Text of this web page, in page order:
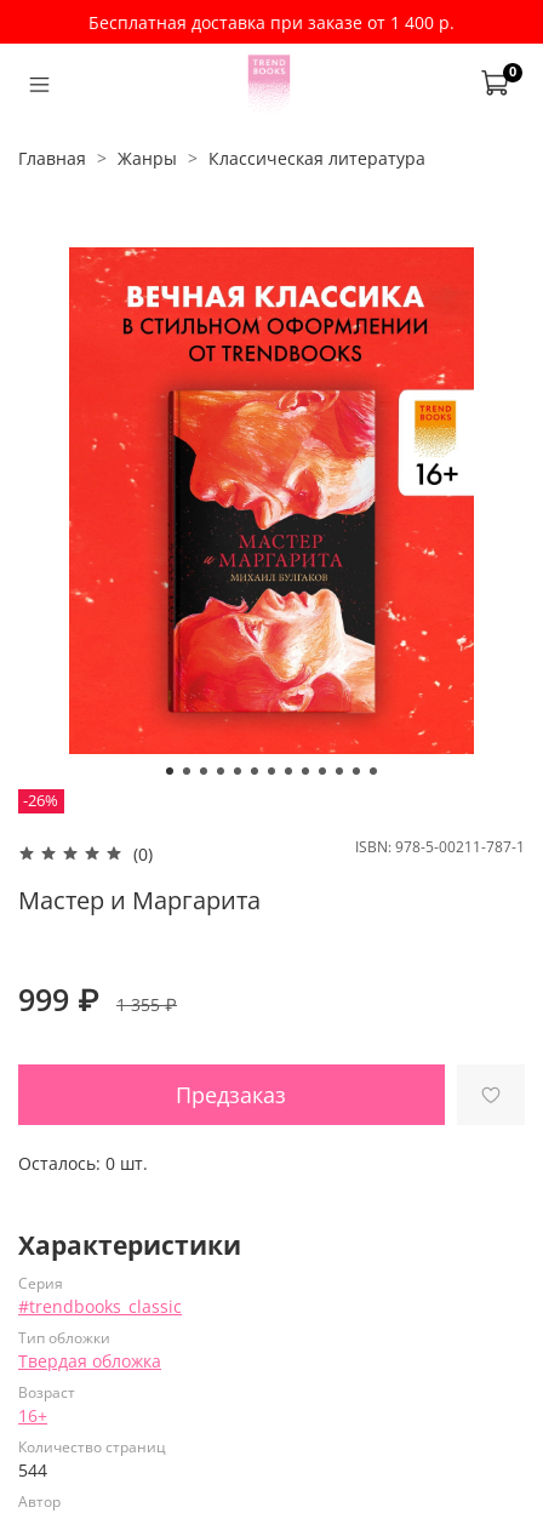
Бесплатная доставка при заказе от 1 400 р.
0
Главная Жанры Классическая литература
-26%
(0) ISBN:978-5-00211-787-1
Мастер и Маргарита
999 ₽ 1 355 ₽
Предзаказ
Осталось: 0 шт.
Характеристики
Серия
#trendbooks_classic
Тип обложки
Твердая обложка
Возраст
16+
Количество страниц
544
Автор